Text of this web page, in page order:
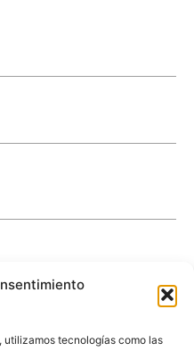
utilizamos tecnologías como las